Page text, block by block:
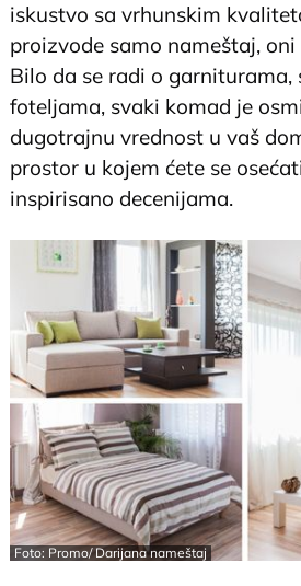
iskustvo sa vrhunskim
proizvode samo nameštaj,
Bilo da se radi o garniturama,
foteljama, svaki komad je
dugotrajnu vrednost u vaš
prostor u kojem ćete se
inspirisano decenijama.
Foto: Promo/ Darijana nameštaj